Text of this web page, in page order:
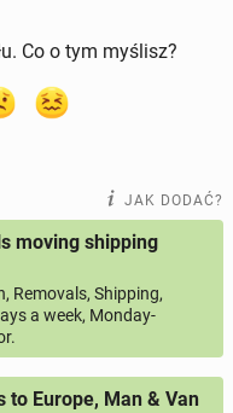
Co o tym myślisz?
JAK DODAĆ?
moving shipping
Removals, Shipping,
a week, Monday-
to Europe, Man & Van